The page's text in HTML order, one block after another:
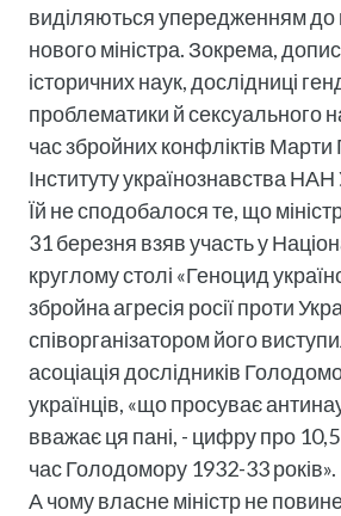
виділяються упередженням до
нового міністра. Зокрема,
історичних наук, дослідниці
проблематики й сексуального
час збройних конфліктів
Інституту українознавства НАН
Їй не сподобалося те, що
31 березня взяв участь у
круглому столі «Геноцид
збройна агресія росії проти
співорганізатором його
асоціація дослідників
українців, «що просуває
вважає ця пані, - цифру про
час Голодомору 1932-33 років».
А чому власне міністр не